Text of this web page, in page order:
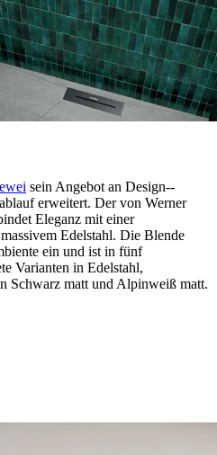
sein Angebot an Design-­
erweitert. Der von Werner
Eleganz mit einer
Edelstahl. Die Blende
ein und ist in fünf
Varianten in Edelstahl,
Schwarz matt und Alpinweiß matt.